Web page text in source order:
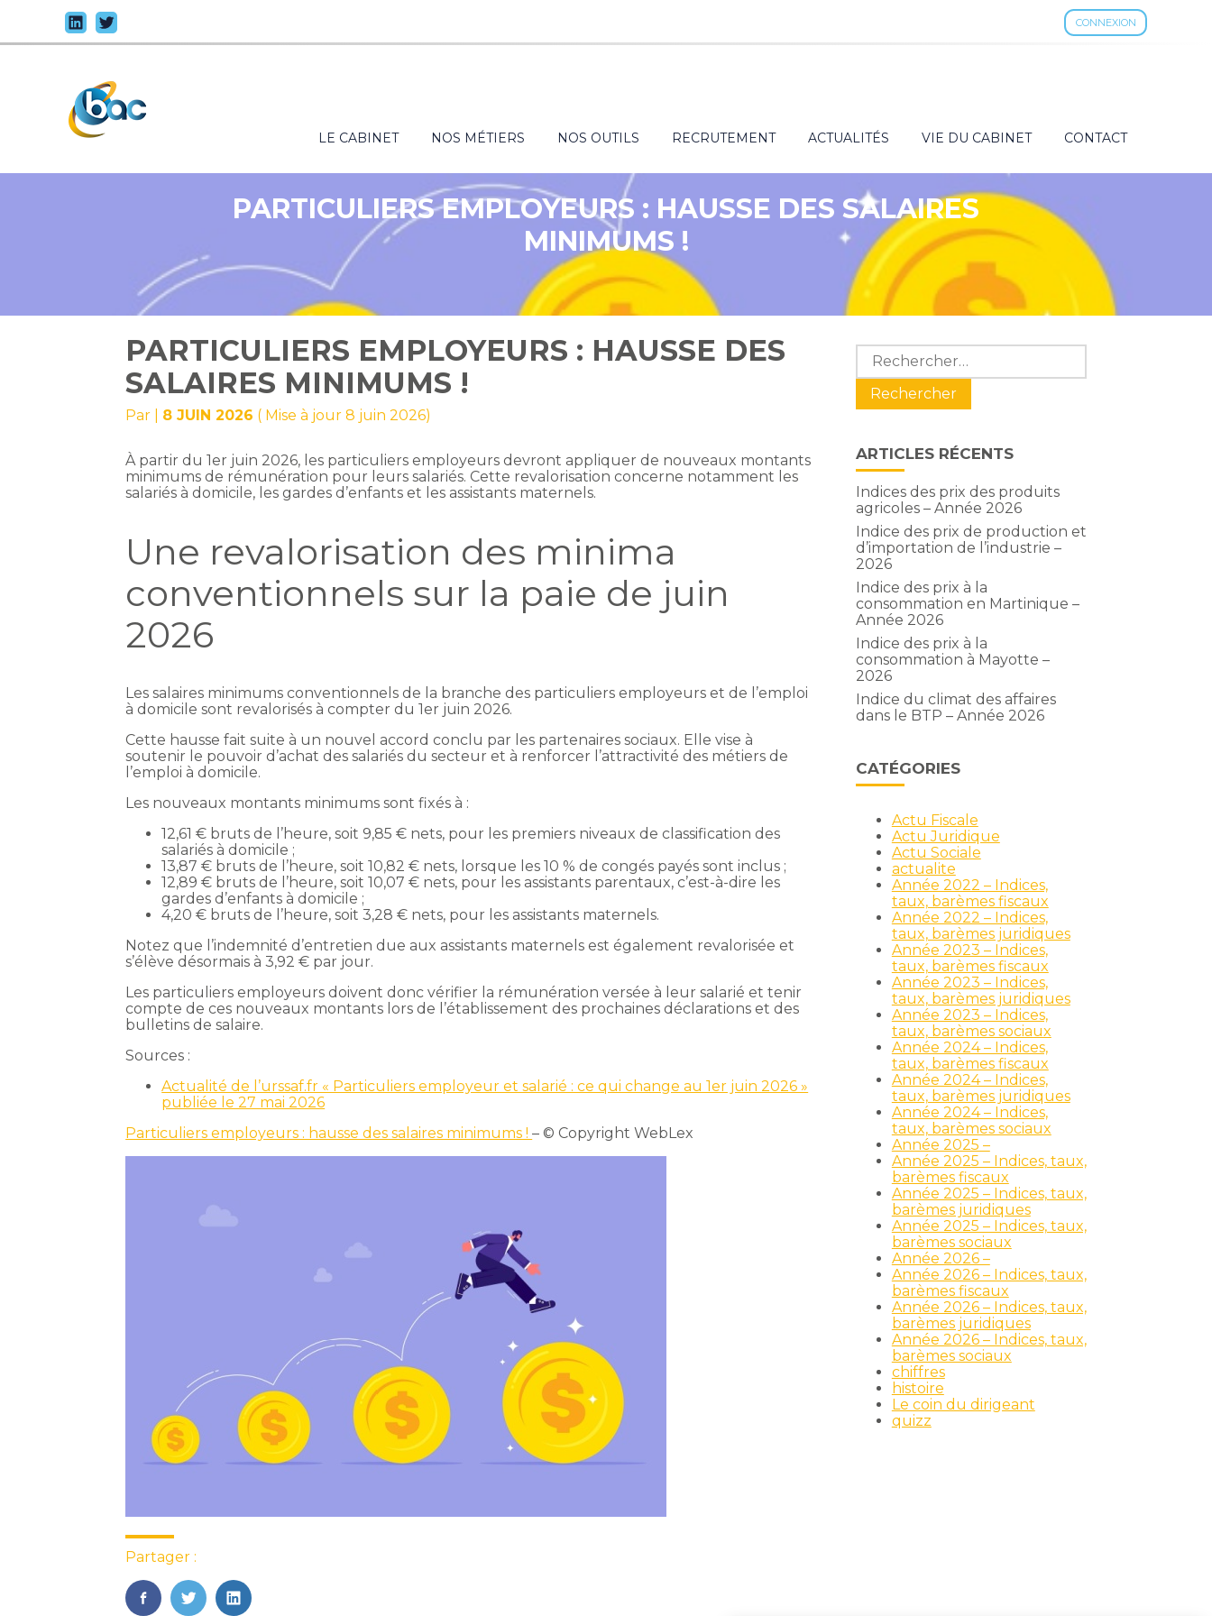
CONNEXION
au
Principal
LE CABINET NOS MÉTIERS NOS OUTILS RECRUTEMENT ACTUALITÉS VIE DU CABINET CONTACT
PARTICULIERS EMPLOYEURS : HAUSSE DES SALAIRES
MINIMUMS !
PARTICULIERS EMPLOYEURS : HAUSSE DES
SALAIRES MINIMUMS !
Par 8 JUIN 2026 ( Mise à jour 8 juin 2026)
À partir du 1er juin 2026, les particuliers employeurs devront appliquer de nouveaux montants
minimums de rémunération pour leurs salariés. Cette revalorisation concerne notamment les
salariés à domicile, les gardes d’enfants et les assistants maternels.
Une revalorisation des minima
conventionnels sur la paie de juin
2026
Les salaires minimums conventionnels de la branche des particuliers employeurs et de l’emploi
à domicile sont revalorisés à compter du 1er juin 2026.
Cette hausse fait suite à un nouvel accord conclu par les partenaires sociaux. Elle vise à
soutenir le pouvoir d’achat des salariés du secteur et à renforcer l’attractivité des métiers de
l’emploi à domicile.
Les nouveaux montants minimums sont fixés à :
12,61 € bruts de l’heure, soit 9,85 € nets, pour les premiers niveaux de classification des
salariés à domicile ;
13,87 € bruts de l’heure, soit 10,82 € nets, lorsque les 10 % de congés payés sont inclus ;
12,89 € bruts de l’heure, soit 10,07 € nets, pour les assistants parentaux, c’est-à-dire les
gardes d’enfants à domicile ;
4,20 € bruts de l’heure, soit 3,28 € nets, pour les assistants maternels.
Notez que l’indemnité d’entretien due aux assistants maternels est également revalorisée et
s’élève désormais à 3,92 € par jour.
Les particuliers employeurs doivent donc vérifier la rémunération versée à leur salarié et tenir
compte de ces nouveaux montants lors de l’établissement des prochaines déclarations et des
bulletins de salaire.
Sources :
Actualité de l’urssaf.fr « Particuliers employeur et salarié : ce qui change au 1er juin 2026 »
publiée le 27 mai 2026
Particuliers employeurs : hausse des salaires minimums !– © Copyright WebLex
Partager :
Blog
sidebar
Rechercher :
ARTICLES RÉCENTS
Indices des prix des produits
agricoles – Année 2026
Indice des prix de production et
d’importation de l’industrie –
2026
Indice des prix à la
consommation en Martinique –
Année 2026
Indice des prix à la
consommation à Mayotte –
2026
Indice du climat des affaires
dans le BTP – Année 2026
CATÉGORIES
Actu Fiscale
Actu Juridique
Actu Sociale
actualite
Année 2022 – Indices,
taux, barèmes fiscaux
Année 2022 – Indices,
taux, barèmes juridiques
Année 2023 – Indices,
taux, barèmes fiscaux
Année 2023 – Indices,
taux, barèmes juridiques
Année 2023 – Indices,
taux, barèmes sociaux
Année 2024 – Indices,
taux, barèmes fiscaux
Année 2024 – Indices,
taux, barèmes juridiques
Année 2024 – Indices,
taux, barèmes sociaux
Année 2025 –
Année 2025 – Indices, taux,
barèmes fiscaux
Année 2025 – Indices, taux,
barèmes juridiques
Année 2025 – Indices, taux,
barèmes sociaux
Année 2026 –
Année 2026 – Indices, taux,
barèmes fiscaux
Année 2026 – Indices, taux,
barèmes juridiques
Année 2026 – Indices, taux,
barèmes sociaux
chiffres
histoire
Le coin du dirigeant
quizz